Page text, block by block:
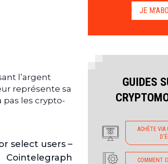
l’argent
représente sa
les crypto-
select users –
Cointelegraph
JE
GUIDES
ACHÈTE VIA
COMMENT